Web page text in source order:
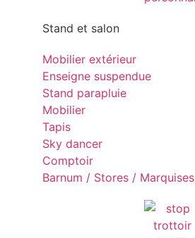
Stand et salon
Mobilier extérieur
Enseigne suspendue
Stand parapluie
Mobilier
Tapis
Sky dancer
Comptoir
Barnum / Stores / Marquises